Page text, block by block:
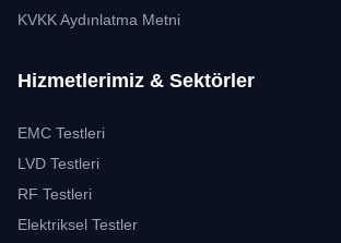
KVKK Aydınlatma Metni
Hizmetlerimiz & Sektörler
EMC Testleri
LVD Testleri
RF Testleri
Elektriksel Testler